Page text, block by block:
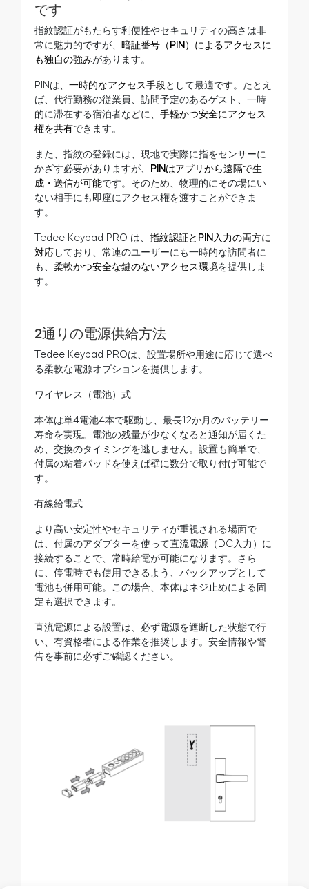
です
指紋認証がもたらす利便性やセキュリティの高さは非
常に魅力的ですが、 暗証番号（PIN）によるアクセスに
も独自の強みがあります。
PINは、 一時的なアクセス手段 として最適です。たとえ
ば、代行勤務の従業員、訪問予定のあるゲスト、一時
的に滞在する宿泊者などに、 手軽かつ安全にアクセス
権を共有できます。
また、指紋の登録には、現地で実際に指をセンサーに
かざす必要がありますが、
PINはアプリから遠隔で生
成・送信が可能です。そのため、物理的にその場にい
ない相手にも即座にアクセス権を渡すことができま
す。
Tedee Keypad PRO は、 指紋認証とPIN入力の両方に
対応 しており、常連のユーザーにも一時的な訪問者に
も、 柔軟かつ安全な鍵のないアクセス環境を提供しま
す。
2通りの電源供給方法
Tedee Keypad PROは、設置場所や用途に応じて選べ
る柔軟な電源オプションを提供します。
ワイヤレス（電池）式
本体は単4電池4本で駆動し、最長12か月のバッテリー
寿命を実現。電池の残量が少なくなると通知が届くた
め、交換のタイミングを逃しません。設置も簡単で、
付属の粘着パッドを使えば壁に数分で取り付け可能で
す。
有線給電式
より高い安定性やセキュリティが重視される場面で
は、付属のアダプターを使って直流電源（DC入力）に
接続することで、常時給電が可能になります。さら
に、停電時でも使用できるよう、バックアップとして
電池も併用可能。この場合、本体はネジ止めによる固
定も選択できます。
直流電源による設置は、必ず電源を遮断した状態で行
い、有資格者による作業を推奨します。安全情報や警
告を事前に必ずご確認ください。